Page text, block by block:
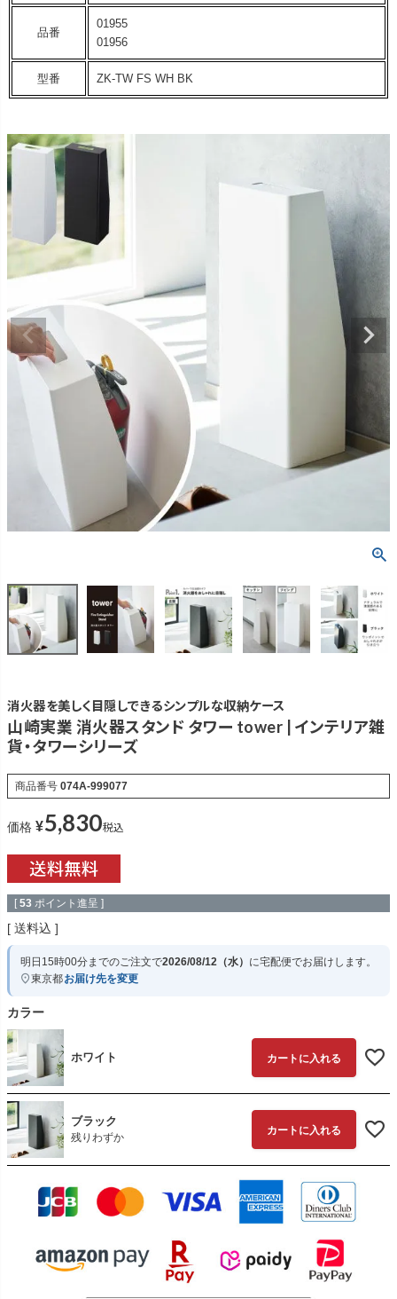
品番
01955
01956
型番 ZK-TW FS WH BK
消火器を美しく目隠しできるシンプルな収納ケース
山崎実業 消火器スタンド タワー tower | インテリア雑
貨・タワーシリーズ
商品番号 074A-999077
価格 ¥5,830税込
[ 53 ポイント進呈 ]
送料込
明日 15時00分までのご注文で2026/08/12（水） に宅配便でお届けします。
東京都お届け先を変更
カラー
ホワイト カートに入れる
ブラック
残りわずか
カートに入れる